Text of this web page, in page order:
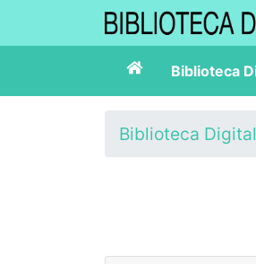
Biblioteca
Biblioteca